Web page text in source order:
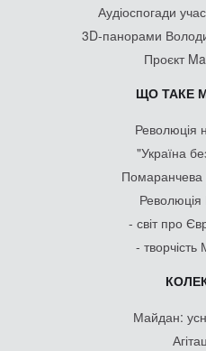
Аудіоспогади
3D-панорами
Проєкт
ЩО ТАКЕ
Революція
"Україна
Помаранчева
Революція
- світ про
-
Майдан: